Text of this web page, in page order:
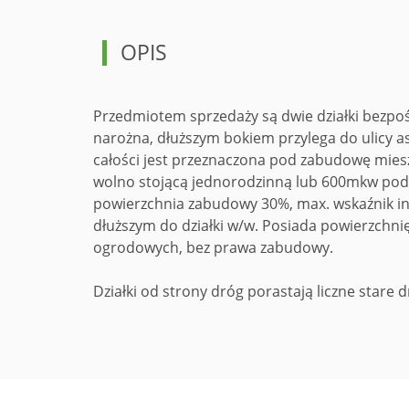
OPIS
Przedmiotem sprzedaży są dwie działki
narożna, dłuższym bokiem przylega do ulicy
całości jest przeznaczona pod zabudowę
wolno stojącą jednorodzinną lub 600mkw
powierzchnia zabudowy 30%, max. wskaźnik
dłuższym do działki w/w. Posiada
ogrodowych, bez prawa zabudowy.
Działki od strony dróg porastają liczne stare